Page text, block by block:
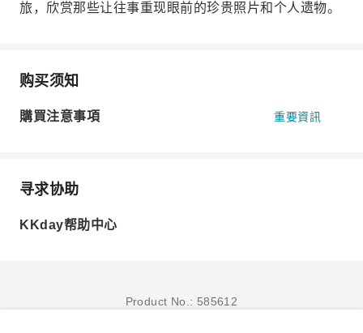
旅，欣赏那些让往事重现眼前的珍贵照片和个人遗物。
购买须知
購買注意事項 重要資訊
寻求协助
KKday帮助中心
Product No.: 585612